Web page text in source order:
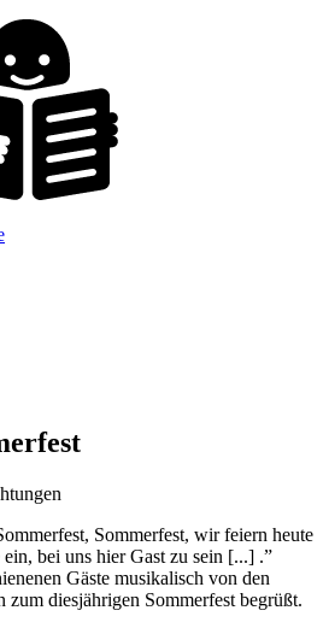
Sommerfest, wir feiern heute
bei uns hier Gast zu sein [...] .”
Gäste musikalisch von den
diesjährigen Sommerfest begrüßt.